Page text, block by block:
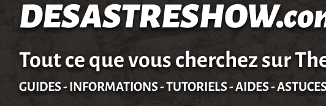
Tout ce que vous cherchez sur
GUIDES - INFORMATIONS - TUTORIELS - AIDES -